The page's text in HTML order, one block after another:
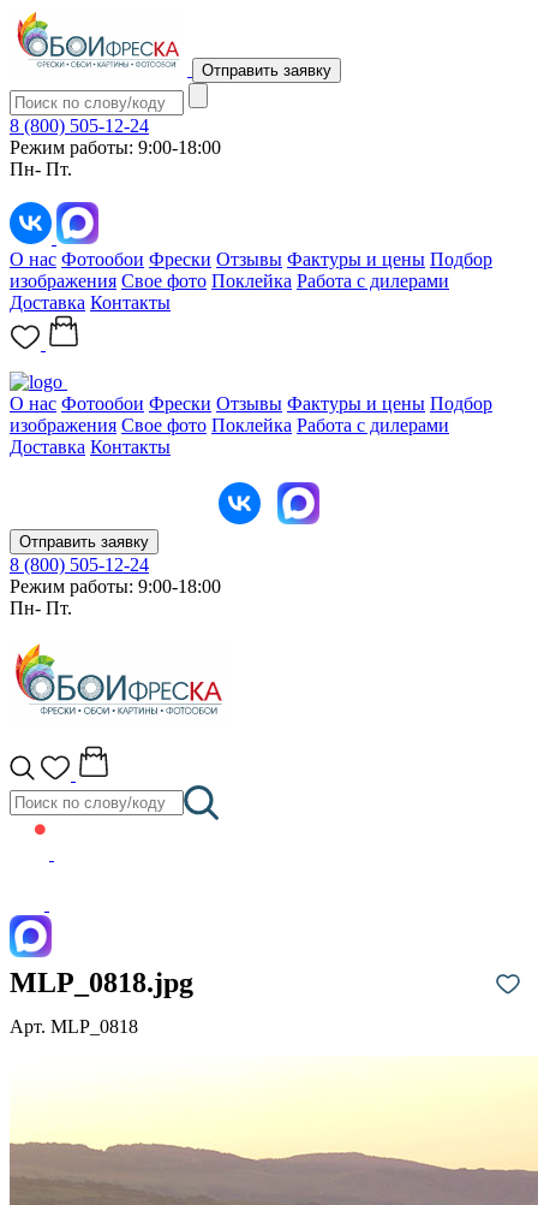
Отправить заявку
8 (800) 505-12-24
Режим работы: 9:00-18:00
Пн- Пт.
О нас Фотообои Фрески Отзывы Фактуры и цены Подбор
изображения Свое фото Поклейка Работа с дилерами
Доставка Контакты
О нас Фотообои Фрески Отзывы Фактуры и цены Подбор
изображения Свое фото Поклейка Работа с дилерами
Доставка Контакты
Отправить заявку
8 (800) 505-12-24
Режим работы: 9:00-18:00
Пн- Пт.
MLP_0818.jpg
Арт. MLP_0818